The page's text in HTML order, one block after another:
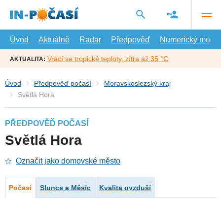
hlavní
Úvod
Aktuálně Radar Předpověď Numerický model
AKTUALITA: Vrací se tropické teploty, zítra až 35 °C
Úvod Předpověď počasí
Moravskoslezský kraj
Světlá Hora
PŘEDPOVĚĎ POČASÍ
Světlá Hora
Označit jako domovské město
Počasí Slunce a Měsíc Kvalita ovzduší